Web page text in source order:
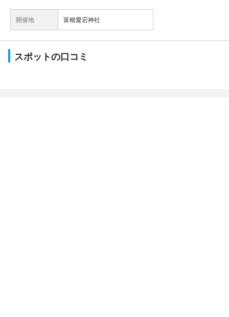
開催地 富根愛宕神社
スポットの口コミ